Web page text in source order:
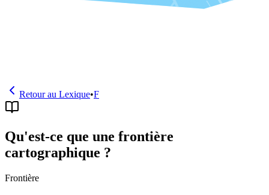
Retour au Lexique•F
Qu'est-ce que une frontière
cartographique ?
Frontière